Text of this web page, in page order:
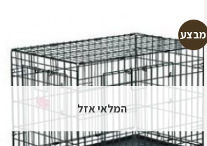
מבצע
הוספה
למועדפים
המלאי אזל